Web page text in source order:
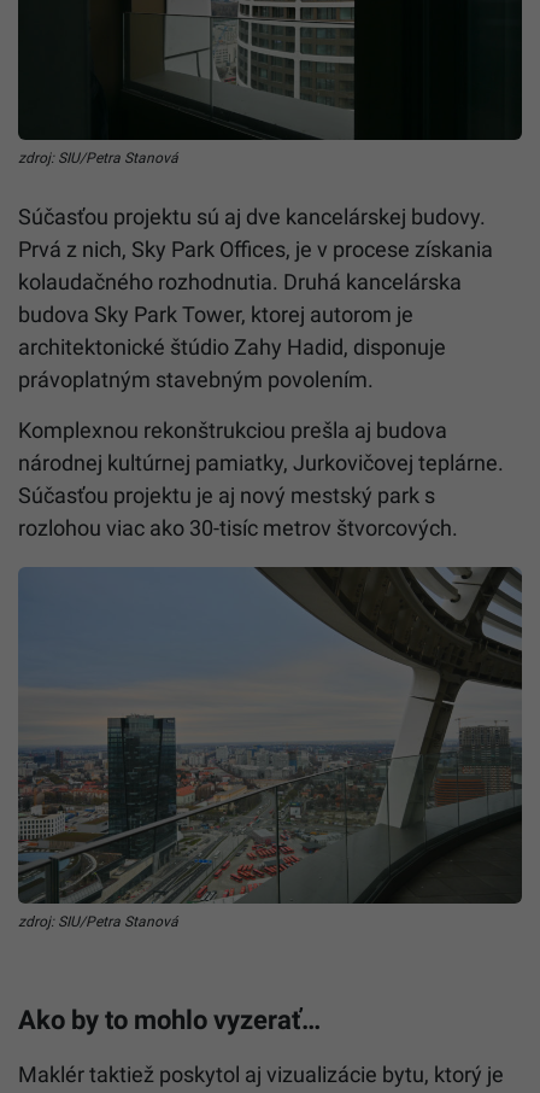
zdroj: SIU/Petra Stanová
Súčasťou projektu sú aj dve kancelárskej budovy.
Prvá z nich, Sky Park Offices, je v procese získania
kolaudačného rozhodnutia. Druhá kancelárska
budova Sky Park Tower, ktorej autorom je
architektonické štúdio Zahy Hadid, disponuje
právoplatným stavebným povolením.
Komplexnou rekonštrukciou prešla aj budova
národnej kultúrnej pamiatky, Jurkovičovej teplárne.
Súčasťou projektu je aj nový mestský park s
rozlohou viac ako 30-tisíc metrov štvorcových.
zdroj: SIU/Petra Stanová
Ako by to mohlo vyzerať…
Maklér taktiež poskytol aj vizualizácie bytu, ktorý je